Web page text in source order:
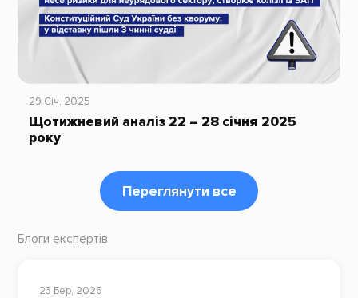
29 Січ, 2025
Щотижневий аналіз 22 – 28 січня 2025
року
Переглянути все
Блоги експертів
23 Бер, 2026